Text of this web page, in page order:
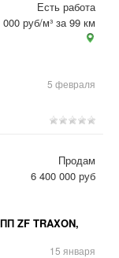
5 февраля
Есть работа
000 руб/м³ за 99 км
ZF TRAXON,
15 января
Продам
6 400 000 руб